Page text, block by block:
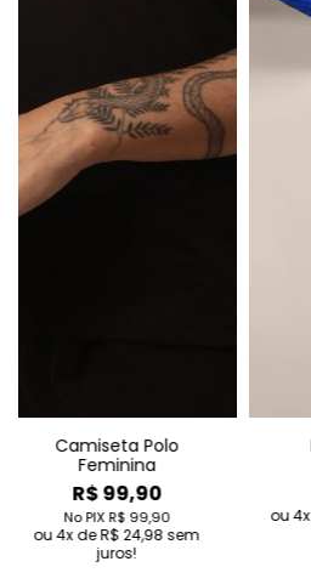
Boné Campus
R$ 39,90
4 deR$ 9,97
No PIXR$ 39,90